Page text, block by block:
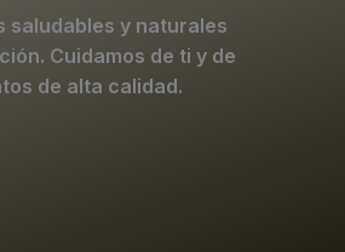
y naturales
Cuidamos de ti y de
de alta calidad.